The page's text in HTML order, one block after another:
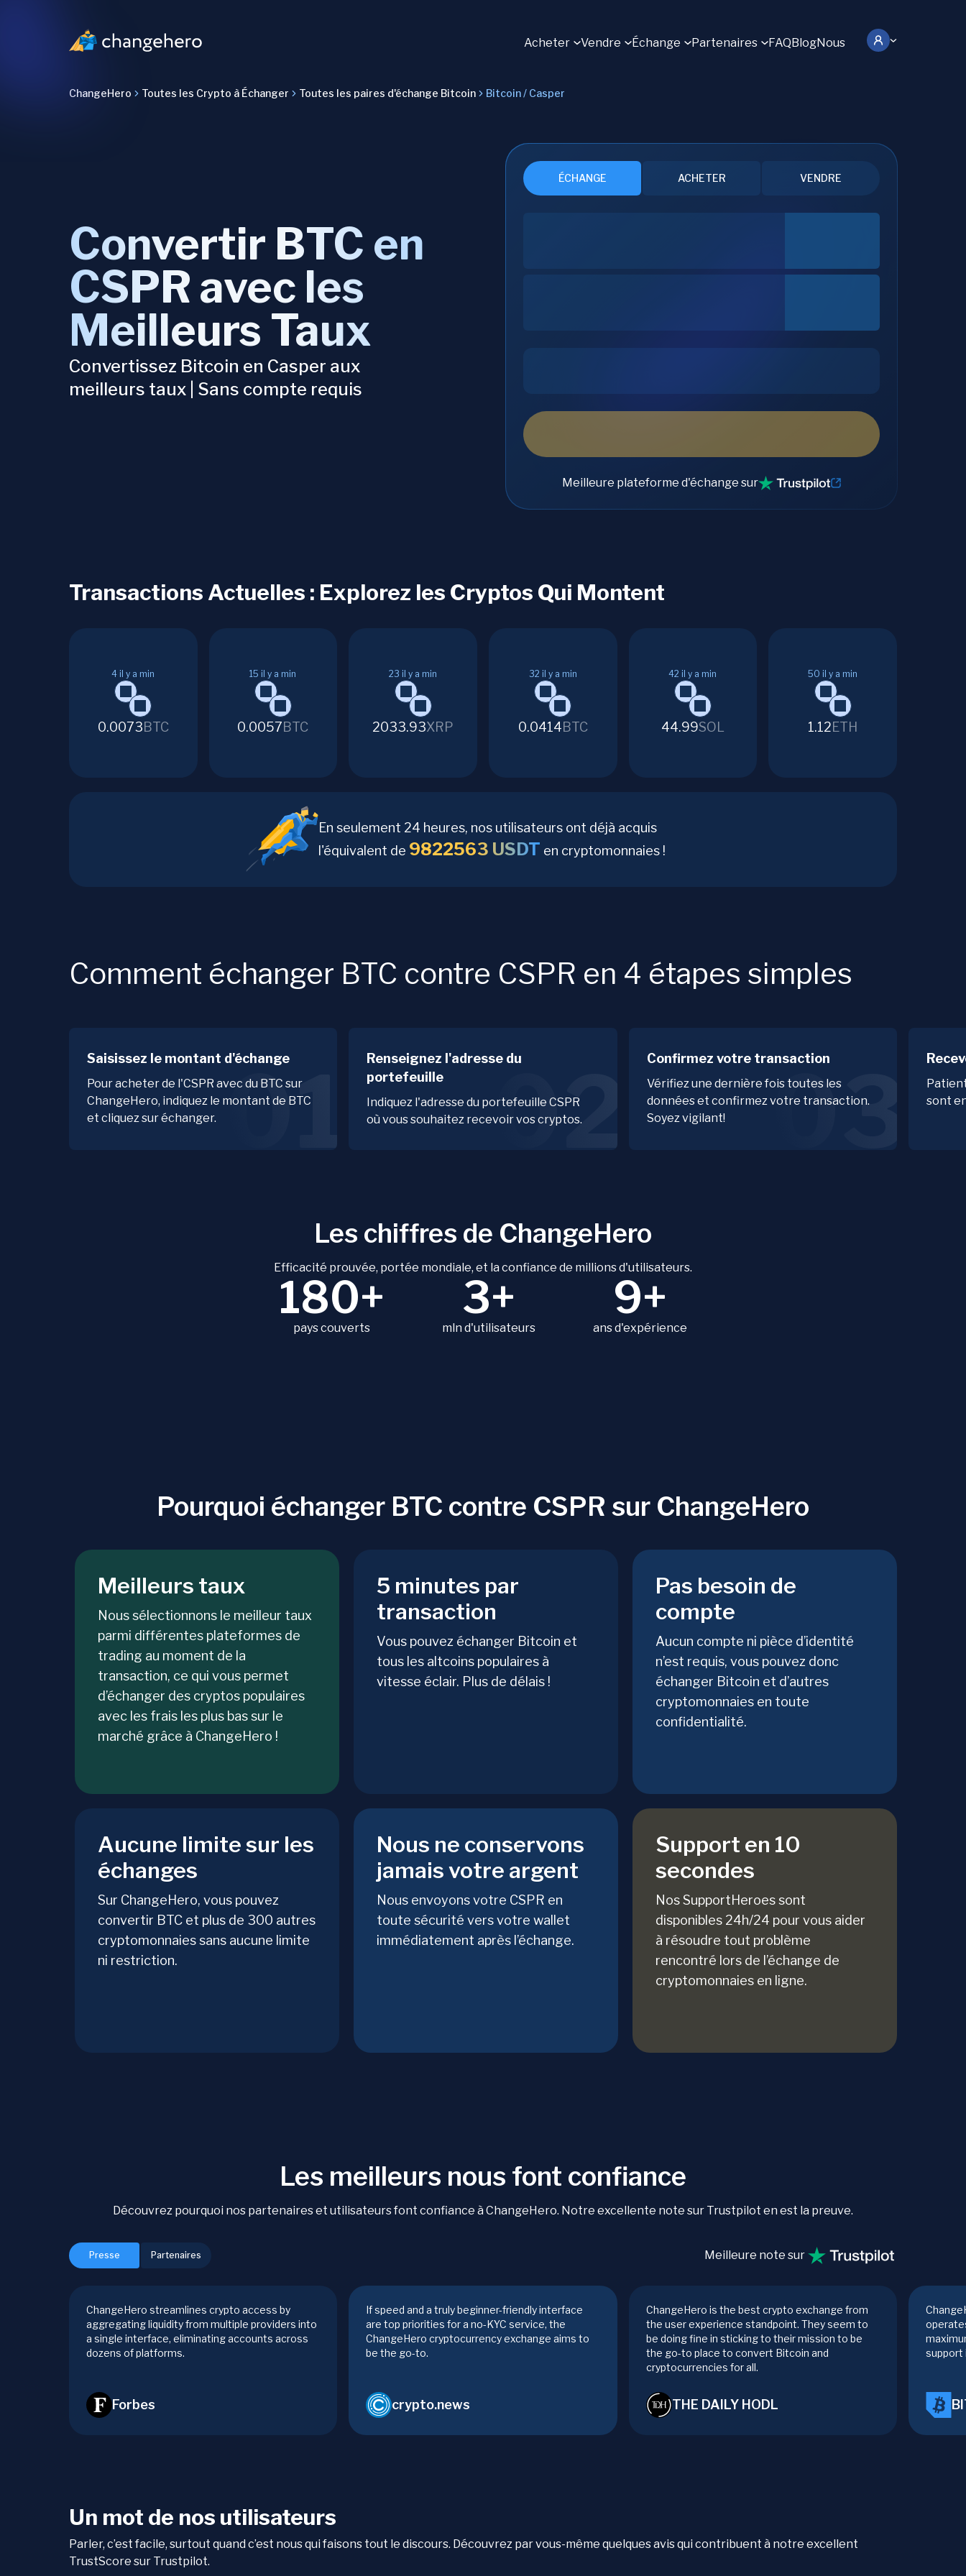
Acheter Vendre Échange Partenaires FAQBlogNous
ChangeHero Toutes les Crypto à Échanger Toutes les paires d'échange Bitcoin Bitcoin / Casper
Convertir BTC en
CSPR avec les
Meilleurs Taux
Convertissez Bitcoin en Casper aux
meilleurs taux | Sans compte requis
ÉCHANGE ACHETER VENDRE
Meilleure plateforme d'échange sur
Transactions Actuelles : Explorez les Cryptos Qui Montent
4 il y a min
0.0073BTC
15 il y a min
0.0057BTC
23 il y a min
2033.93XRP
32 il y a min
0.0414BTC
42 il y a min
44.99SOL
50 il y a min
1.12ETH
En seulement 24 heures, nos utilisateurs ont déjà acquis
l'équivalent de 9822563 USDT en cryptomonnaies !
Comment échanger BTC contre CSPR en 4 étapes simples
Saisissez le montant d'échange
Pour acheter de l'CSPR avec du BTC sur
ChangeHero, indiquez le montant de BTC
et cliquez sur échanger.
01
Renseignez l'adresse du
portefeuille
Indiquez l'adresse du portefeuille CSPR
où vous souhaitez recevoir vos cryptos.
02 Confirmez votre transaction
Vérifiez une dernière fois toutes les
données et confirmez votre transaction.
Soyez vigilant!
03
sont
Les chiffres de ChangeHero
Efficacité prouvée, portée mondiale, et la confiance de millions d'utilisateurs.
180+
pays couverts
3+
mln d'utilisateurs
9+
ans d'expérience
Pourquoi échanger BTC contre CSPR sur ChangeHero
Meilleurs taux
Nous sélectionnons le meilleur taux
parmi différentes plateformes de
trading au moment de la
transaction, ce qui vous permet
d’échanger des cryptos populaires
avec les frais les plus bas sur le
marché grâce à ChangeHero !
5 minutes par
transaction
Vous pouvez échanger Bitcoin et
tous les altcoins populaires à
vitesse éclair. Plus de délais !
Pas besoin de
compte
Aucun compte ni pièce d’identité
n’est requis, vous pouvez donc
échanger Bitcoin et d’autres
cryptomonnaies en toute
confidentialité.
Aucune limite sur les
échanges
Sur ChangeHero, vous pouvez
convertir BTC et plus de 300 autres
cryptomonnaies sans aucune limite
ni restriction.
Nous ne conservons
jamais votre argent
Nous envoyons votre CSPR en
toute sécurité vers votre wallet
immédiatement après l’échange.
Support en 10
secondes
Nos SupportHeroes sont
disponibles 24h/24 pour vous aider
à résoudre tout problème
rencontré lors de l’échange de
cryptomonnaies en ligne.
Les meilleurs nous font confiance
Découvrez pourquoi nos partenaires et utilisateurs font confiance à ChangeHero. Notre excellente note sur Trustpilot en est la preuve.
Presse Partenaires Meilleure note sur
ChangeHero streamlines crypto access by
aggregating liquidity from multiple providers into
a single interface, eliminating accounts across
dozens of platforms.
Forbes
If speed and a truly beginner-friendly interface
are top priorities for a no-KYC service, the
ChangeHero cryptocurrency exchange aims to
be the go-to.
crypto.news
ChangeHero is the best crypto exchange from
the user experience standpoint. They seem to
be doing fine in sticking to their mission to be
the go-to place to convert Bitcoin and
cryptocurrencies for all.
THE DAILY HODL
support
Un mot de nos utilisateurs
Parler, c’est facile, surtout quand c’est nous qui faisons tout le discours. Découvrez par vous-même quelques avis qui contribuent à notre excellent
TrustScore sur Trustpilot.